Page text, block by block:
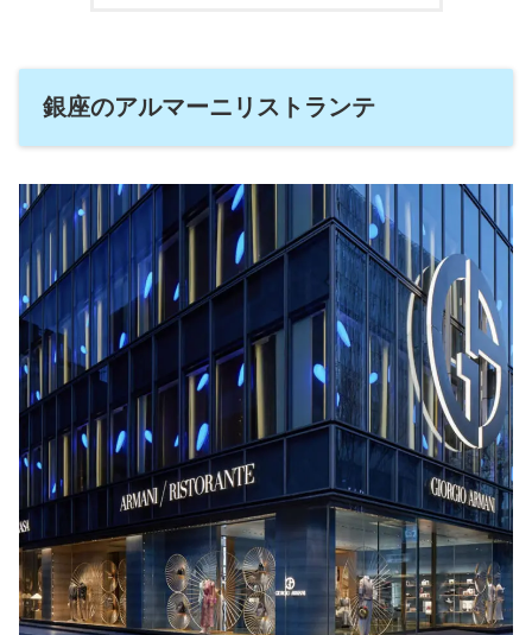
銀座のアルマーニリストランテ